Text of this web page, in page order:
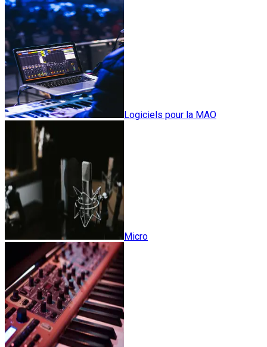
Logiciels pour la MAO
Micro